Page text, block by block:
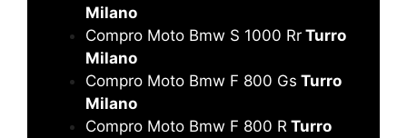
Milano
Compro Moto Bmw S 1000 Rr Turro
Milano
Compro Moto Bmw F 800 Gs Turro
Milano
Compro Moto Bmw F 800 R Turro